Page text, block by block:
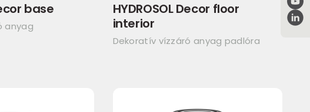
base
anyag
HYDROSOL Decor floor
interior
Dekoratív vízzáró anyag padlóra